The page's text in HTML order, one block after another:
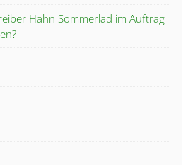
Hahn Sommerlad im Auftrag